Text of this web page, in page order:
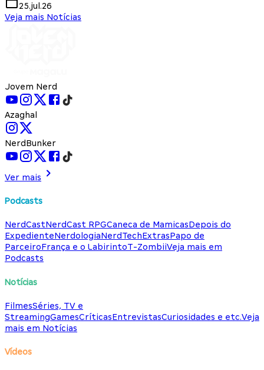
25.jul.26
Veja mais Notícias
Jovem Nerd
Azaghal
NerdBunker
Ver mais
Podcasts
NerdCastNerdCast RPGCaneca de MamicasDepois do
ExpedienteNerdologiaNerdTechExtrasPapo de
ParceiroFrança e o LabirintoT-ZombiiVeja mais em
Podcasts
Notícias
FilmesSéries, TV e
StreamingGamesCríticasEntrevistasCuriosidades e etc.Veja
mais em Notícias
Vídeos